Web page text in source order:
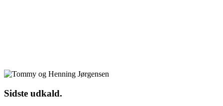
Sidste udkald.